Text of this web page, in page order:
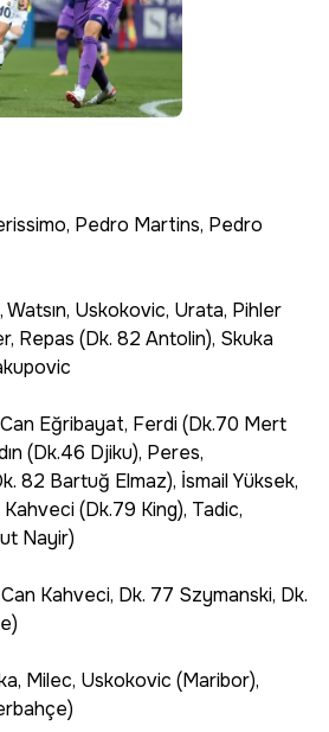
Pedro Martins, Pedro
Watsın, Uskokovic, Urata, Pihler
Repas (Dk. 82 Antolin), Skuka
Eğribayat, Ferdi (Dk.70 Mert
(Dk.46 Djiku), Peres,
82 Bartuğ Elmaz), İsmail Yüksek,
(Dk.79 King), Tadic,
Nayir)
Kahveci, Dk. 77 Szymanski, Dk.
Milec, Uskokovic (Maribor),